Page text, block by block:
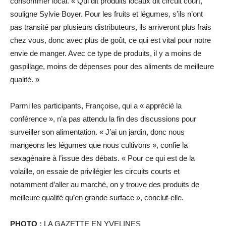
souligne Sylvie Boyer. Pour les fruits et légumes, s’ils n’ont
pas transité par plusieurs distributeurs, ils arriveront plus frais
chez vous, donc avec plus de goût, ce qui est vital pour notre
envie de manger. Avec ce type de produits, il y a moins de
gaspillage, moins de dépenses pour des aliments de meilleure
qualité. »
Parmi les participants, Françoise, qui a « apprécié la
conférence », n’a pas attendu la fin des discussions pour
surveiller son alimentation. « J’ai un jardin, donc nous
mangeons les légumes que nous cultivons », confie la
sexagénaire à l’issue des débats. « Pour ce qui est de la
volaille, on essaie de privilégier les circuits courts et
notamment d’aller au marché, on y trouve des produits de
meilleure qualité qu’en grande surface », conclut-elle.
PHOTO : LA GAZETTE EN YVELINES